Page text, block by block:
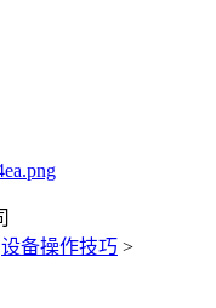
设备操作技巧 >